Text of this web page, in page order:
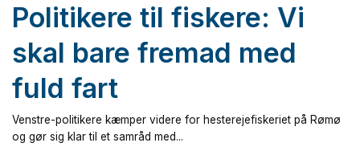
Politikere til fiskere: Vi
skal bare fremad med
fuld fart
Venstre-politikere kæmper videre for hesterejefiskeriet på Rømø
og gør sig klar til et samråd med...